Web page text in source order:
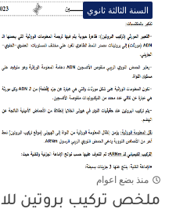
السنة الثالثة ثانوي
منذ بضع اعوام
ملخص تركيب بروتين